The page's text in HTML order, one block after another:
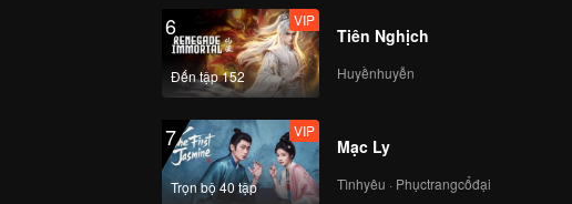
6
Đến tập 152
VIP
Tiên Nghịch
Huyềnhuyễn
7
Trọn bộ 40 tập
VIP
Mạc Ly
Tìnhyêu · Phụctrangcổđại